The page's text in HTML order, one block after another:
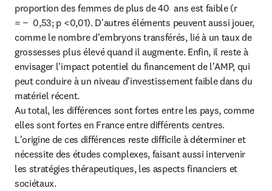
proportion des femmes de plus de 40  ans est faible (r
= −  0,53; p <0,01). D'autres éléments peuvent aussi jouer,
comme le nombre d'embryons transférés, lié à un taux de
grossesses plus élevé quand il augmente. Enfin, il reste à
envisager l'impact potentiel du financement de l'AMP, qui
peut conduire à un niveau d'investissement faible dans du
matériel récent.
Au total, les différences sont fortes entre les pays, comme
elles sont fortes en France entre différents centres.
L'origine de ces différences reste difficile à déterminer et
nécessite des études complexes, faisant aussi intervenir
les stratégies thérapeutiques, les aspects financiers et
sociétaux.